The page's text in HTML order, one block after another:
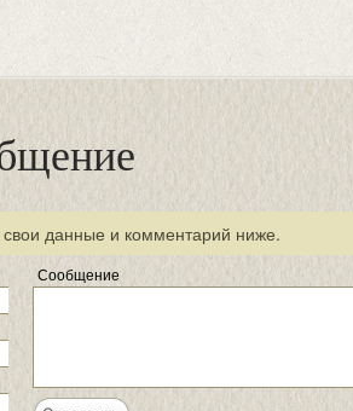
данные и комментарий ниже.
Сообщение